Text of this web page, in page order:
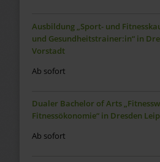
Ausbildung „Sport- und
und Gesundheitstrainer:in“ in
Vorstadt
Ab sofort
Dualer Bachelor of Arts
Fitnessökonomie“ in Dresden
Ab sofort